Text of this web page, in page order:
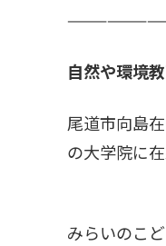
自然や環境
尾道市向島
の大学院に
みらいのこ